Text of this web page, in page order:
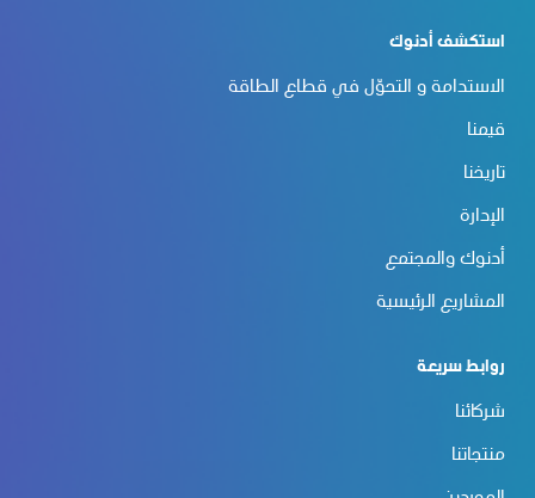
استكشف أدنوك
الاستدامة و التحوّل في قطاع الطاقة
قيمنا
تاريخنا
الإدارة
أدنوك والمجتمع
المشاريع الرئيسية
روابط سريعة
شركائنا
منتجاتنا